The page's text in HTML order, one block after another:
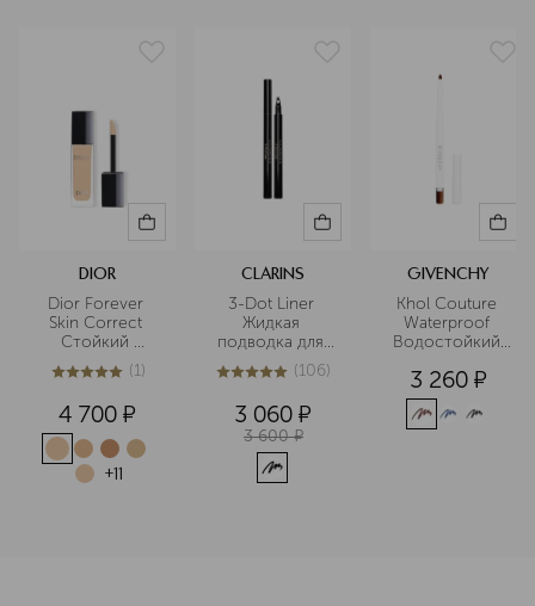
DIOR
Dior Forever
Skin Correct
Стойкий
корректор для
лица
5из 51 (1)
4 700 ¤
+11
CLARINS
3-Dot Liner
Жидкая
подводка для
глаз
4.9из5106 (106)
3 060 ¤
3 600 ¤
GIVENCHY
Khol Couture
Waterproof
Водостойкий
глаз
3 260 ¤